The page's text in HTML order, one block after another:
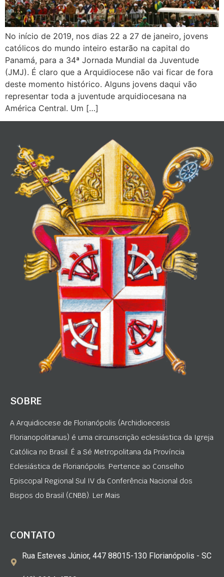
No início de 2019, nos dias 22 a 27 de janeiro, jovens
católicos do mundo inteiro estarão na capital do
Panamá, para a 34ª Jornada Mundial da Juventude
(JMJ). É claro que a Arquidiocese não vai ficar de fora
deste momento histórico. Alguns jovens daqui vão
representar toda a juventude arquidiocesana na
América Central. Um […]
SOBRE
A Arquidiocese de Florianópolis (Archidioecesis
Florianopolitanus) é uma circunscrição eclesiástica da Igreja
Católica no Brasil. É a Sé Metropolitana da Província
Eclesiástica de Florianópolis. Pertence ao Conselho
Episcopal Regional Sul IV da Conferência Nacional dos
Bispos do Brasil (CNBB). Ler Mais
CONTATO
Rua Esteves Júnior, 447 88015-130 Florianópolis - SC